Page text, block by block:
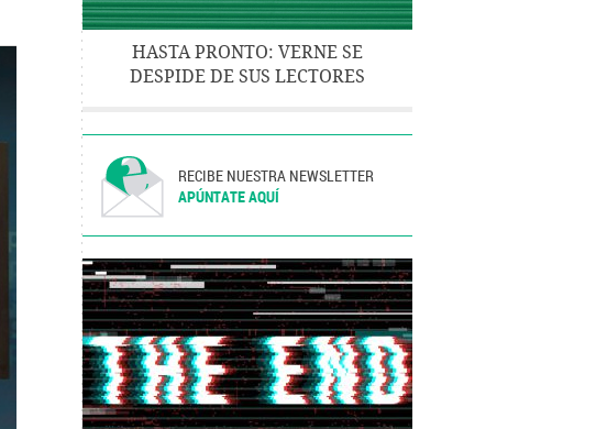
HASTA PRONTO: VERNE SE
DESPIDE DE SUS LECTORES
RECIBE NUESTRA NEWSLETTER
APÚNTATE AQUÍ